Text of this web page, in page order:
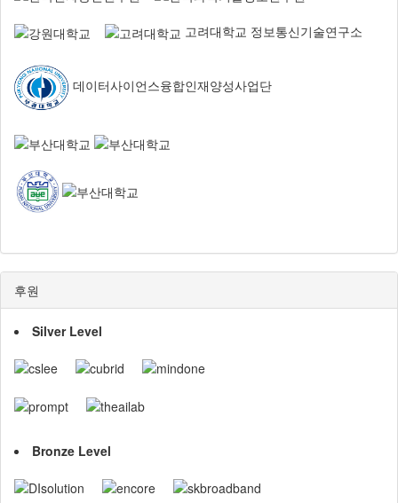
고려대학교 정보통신기술연구소
데이터사이언스융합인재양성사업단
후원
Silver Level
Bronze Level